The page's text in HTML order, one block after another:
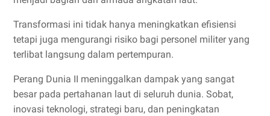
Transformasi ini tidak hanya meningkatkan efisiensi
tetapi juga mengurangi risiko bagi personel militer yang
terlibat langsung dalam pertempuran.
Perang Dunia II meninggalkan dampak yang sangat
besar pada pertahanan laut di seluruh dunia. Sobat,
inovasi teknologi, strategi baru, dan peningkatan